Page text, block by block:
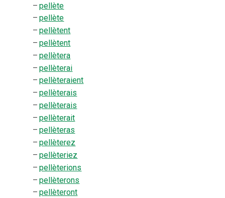
– pellète
– pellète
– pellètent
– pellètent
– pellètera
– pellèterai
– pellèteraient
– pellèterais
– pellèterais
– pellèterait
– pellèteras
– pellèterez
– pellèteriez
– pellèterions
– pellèterons
– pellèteront